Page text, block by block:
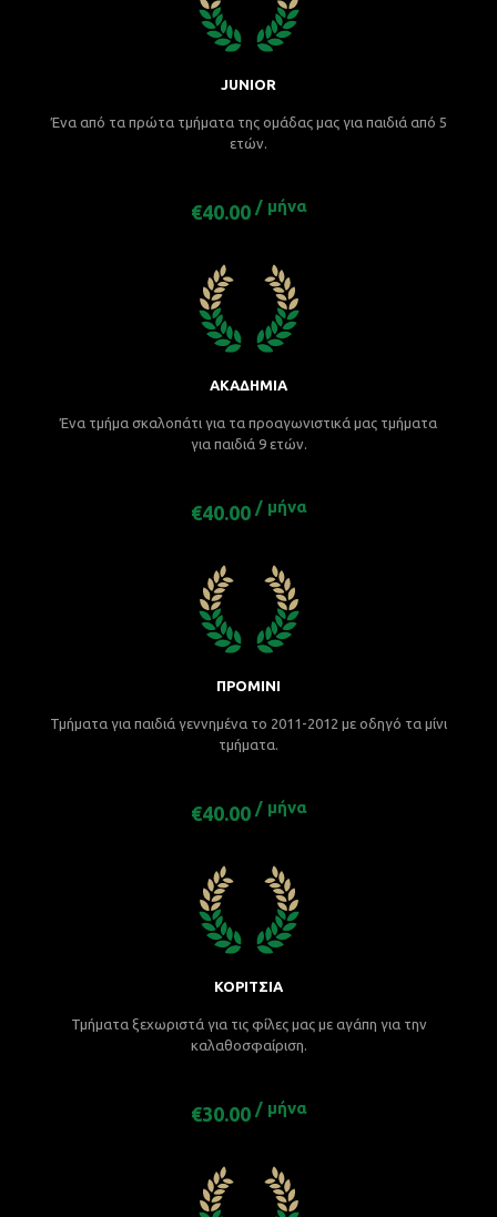
JUNIOR
Ένα από τα πρώτα τμήματα της ομάδας μας για παιδιά από 5
ετών.
€40.00/ μήνα
ΑΚΑΔΗΜΙΑ
Ένα τμήμα σκαλοπάτι για τα προαγωνιστικά μας τμήματα
για παιδιά 9 ετών.
€40.00/ μήνα
ΠΡΟΜΙΝΙ
Τμήματα για παιδιά γεννημένα το 2011-2012 με οδηγό τα μίνι
τμήματα.
€40.00/ μήνα
ΚΟΡΙΤΣΙΑ
Τμήματα ξεχωριστά για τις φίλες μας με αγάπη για την
καλαθοσφαίριση.
€30.00/ μήνα